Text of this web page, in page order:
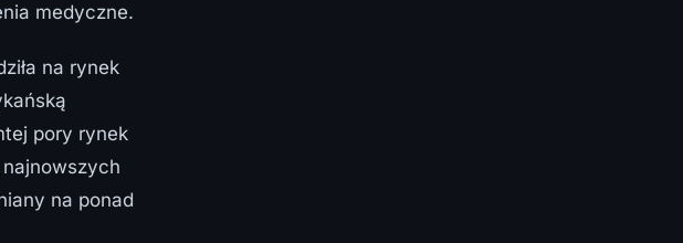
medyczne.
na rynek
pory rynek
na ponad